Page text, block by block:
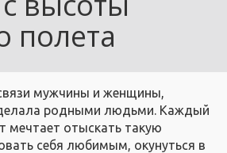
полета
мужчины и женщины,
родными людьми. Каждый
мечтает отыскать такую
себя любимым, окунуться в